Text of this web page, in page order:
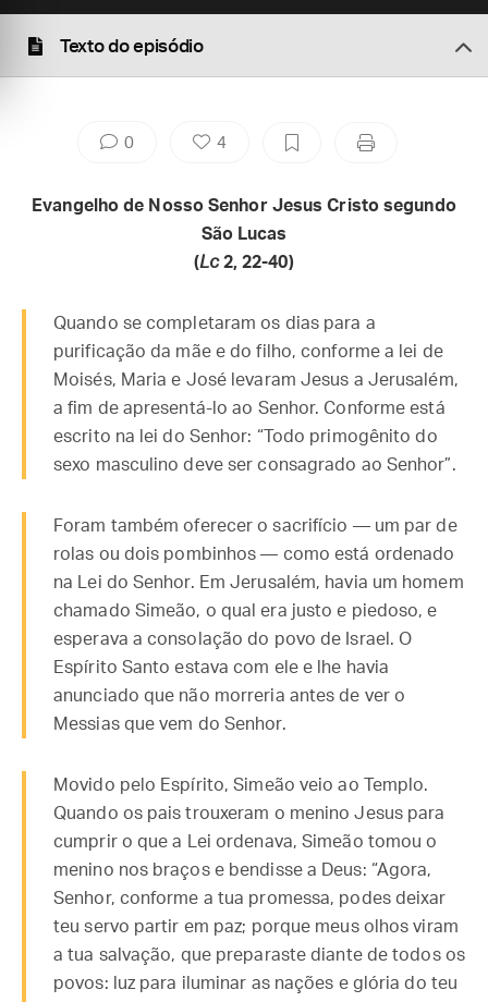
Texto do episódio
0 4
Evangelho de Nosso Senhor Jesus Cristo segundo
São Lucas
(Lc2, 22-40)
Quando se completaram os dias para a
purificação da mãe e do filho, conforme a lei de
Moisés, Maria e José levaram Jesus a Jerusalém,
a fim de apresentá-lo ao Senhor. Conforme está
escrito na lei do Senhor: “Todo primogênito do
sexo masculino deve ser consagrado ao Senhor”.
Foram também oferecer o sacrifício — um par de
rolas ou dois pombinhos — como está ordenado
na Lei do Senhor. Em Jerusalém, havia um homem
chamado Simeão, o qual era justo e piedoso, e
esperava a consolação do povo de Israel. O
Espírito Santo estava com ele e lhe havia
anunciado que não morreria antes de ver o
Messias que vem do Senhor.
Movido pelo Espírito, Simeão veio ao Templo.
Quando os pais trouxeram o menino Jesus para
cumprir o que a Lei ordenava, Simeão tomou o
menino nos braços e bendisse a Deus: “Agora,
Senhor, conforme a tua promessa, podes deixar
teu servo partir em paz; porque meus olhos viram
a tua salvação, que preparaste diante de todos os
povos: luz para iluminar as nações e glória do teu